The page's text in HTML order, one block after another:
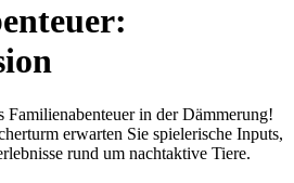
Familienabenteuer in der Dämmerung!
erwarten Sie spielerische Inputs,
rund um nachtaktive Tiere.